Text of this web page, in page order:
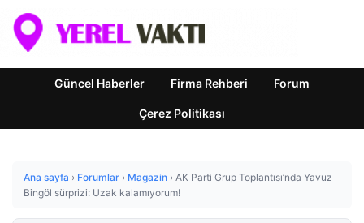
Güncel Haberler Firma Rehberi Forum
Çerez Politikası
Ana sayfa › Forumlar › Magazin › AK Parti Grup Toplantısı’nda Yavuz
Bingöl sürprizi: Uzak kalamıyorum!